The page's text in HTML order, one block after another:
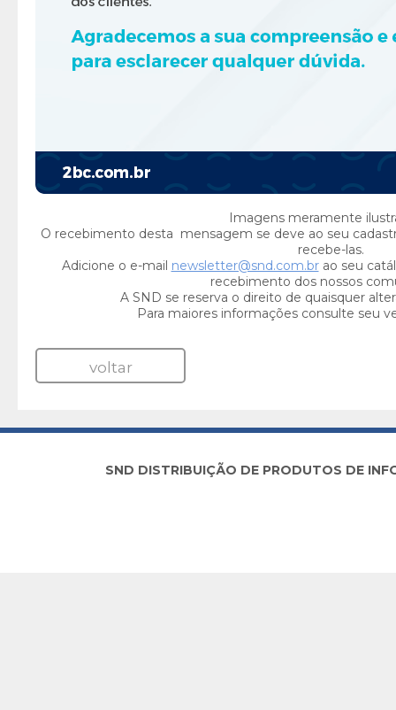
Imagens meramente
O recebimento desta mensagem se deve ao seu
recebe-las.
Adicione o e-mail newsletter@snd.com.brao seu
recebimento dos nossos
A SND se reserva o direito de quaisquer
Para maiores informações consulte seu
voltar
SND DISTRIBUIÇÃO DE PRODUTOS DE